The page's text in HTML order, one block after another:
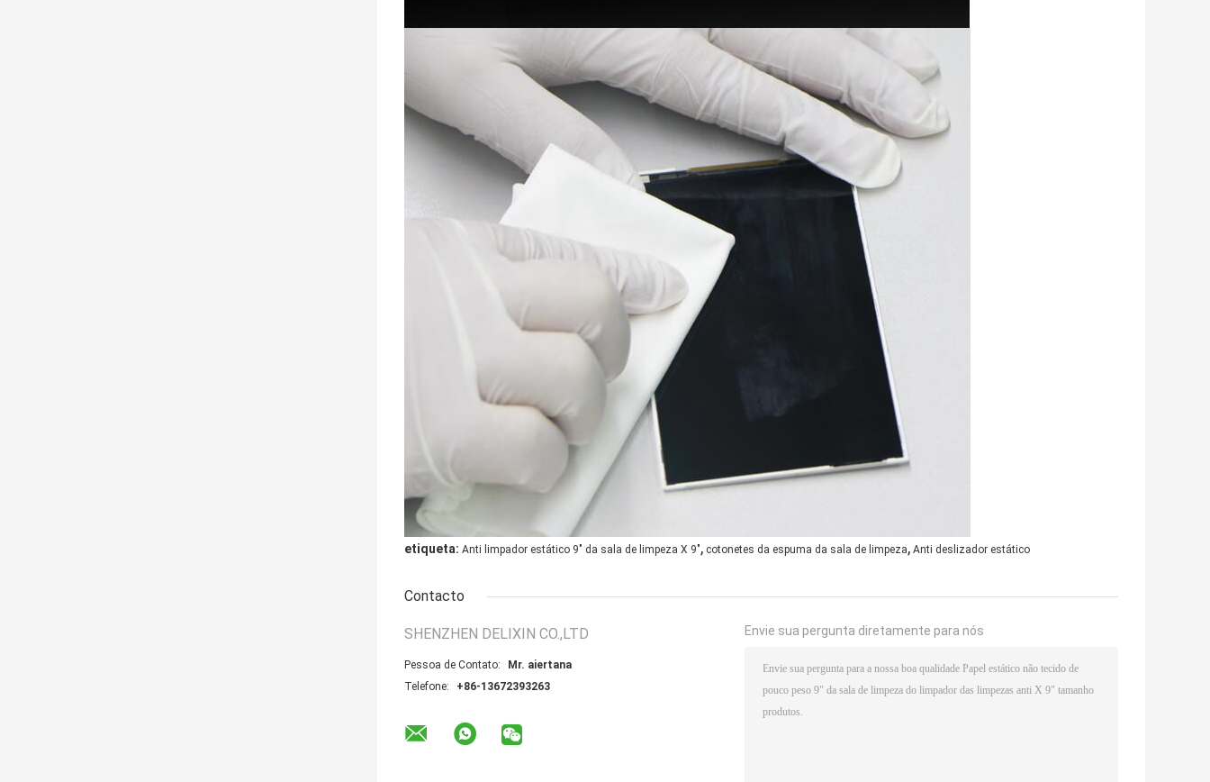
etiqueta: Anti limpador estático 9" da sala de limpeza X 9", cotonetes da espuma da sala de limpeza, Anti deslizador estático
Contacto
SHENZHEN DELIXIN CO.,LTD
Pessoa de Contato:
Mr. aiertana
Telefone:
+86-13672393263
Envie sua pergunta diretamente para nós